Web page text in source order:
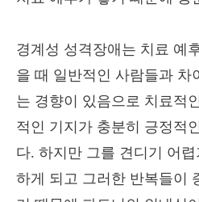
경계성 성격장애는 치료 예
을 때 일반적인 사람들과 차
는 경향이 있음으로 치료적
적인 기지가 충분히 긍정적
다. 하지만 그를 견디기 어렵
하게 되고 그러한 반복들이